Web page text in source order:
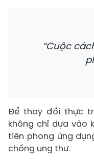
“Cuộc
Để thay đổi thực
không chỉ dựa vào
tiên phong ứng
chống ung thư.